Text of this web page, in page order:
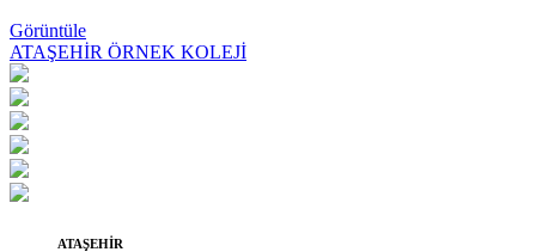
Görüntüle
ATAŞEHİR ÖRNEK KOLEJİ
ATAŞEHİR